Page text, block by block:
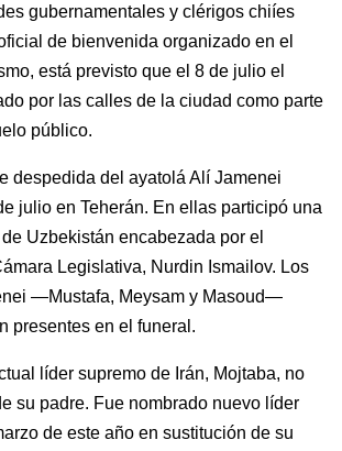
gubernamentales y clérigos chiíes
de bienvenida organizado en el
está previsto que el 8 de julio el
por las calles de la ciudad como parte
público.
despedida del ayatolá Alí Jamenei
julio en Teherán. En ellas participó una
Uzbekistán encabezada por el
Legislativa, Nurdin Ismailov. Los
—Mustafa, Meysam y Masoud—
presentes en el funeral.
líder supremo de Irán, Mojtaba, no
su padre. Fue nombrado nuevo líder
de este año en sustitución de su